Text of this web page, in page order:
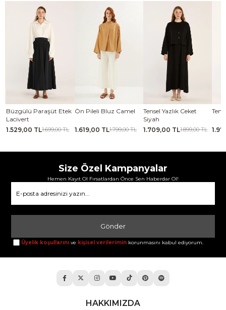
Büzgülü Paraşüt Etek
Lacivert
1.529,00 TL1.699,00 TL
Ön Pileli Bluz Camel
1.619,00 TL1.799,00 TL
Tensel Yazlık Ceket
Siyah
1.709,00 TL1.899,00 TL
Size Özel Kampanyalar
Hemen Kayıt Ol Fırsatlardan Önce Sen Haberdar Ol!
Gönder
Üyelik koşullarını ve kişisel verilerimin korunmasını kabul ediyorum.
HAKKIMIZDA